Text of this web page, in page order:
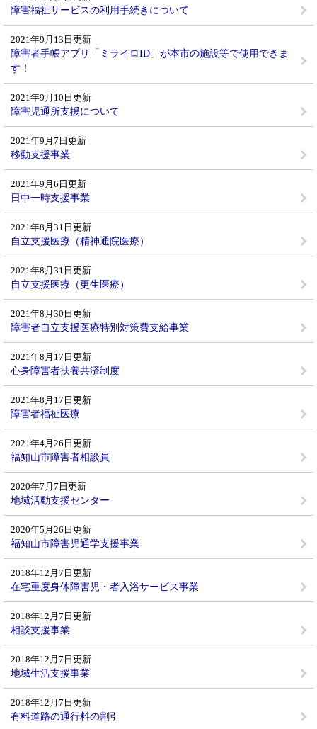
障害福祉サービスの利用手続きについて
2021年9月13日更新
障害者手帳アプリ「ミライロID」が本市の施設等で使用できま
す！
2021年9月10日更新
障害児通所支援について
2021年9月7日更新
移動支援事業
2021年9月6日更新
日中一時支援事業
2021年8月31日更新
自立支援医療（精神通院医療）
2021年8月31日更新
自立支援医療（更生医療）
2021年8月30日更新
障害者自立支援医療特別対策費支給事業
2021年8月17日更新
心身障害者扶養共済制度
2021年8月17日更新
障害者福祉医療
2021年4月26日更新
福知山市障害者相談員
2020年7月7日更新
地域活動支援センター
2020年5月26日更新
福知山市障害児通学支援事業
2018年12月7日更新
在宅重度身体障害児・者入浴サービス事業
2018年12月7日更新
相談支援事業
2018年12月7日更新
地域生活支援事業
2018年12月7日更新
有料道路の通行料の割引